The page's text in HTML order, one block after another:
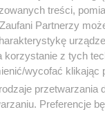
jest
na
treści,
Partnerzy
z tych
wycofać
przetwarzania
Preferencje